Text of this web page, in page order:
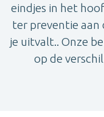
eindjes in het
ter preventie
je uitvalt.. Onze
op de